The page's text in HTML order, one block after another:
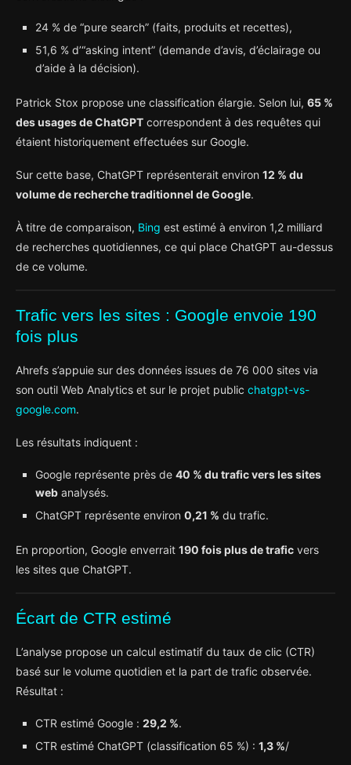
24 % de “pure search” (faits, produits et recettes),
51,6 % d’“asking intent” (demande d’avis, d’éclairage ou
d’aide à la décision).
Patrick Stox propose une classification élargie. Selon lui, 65 %
des usages de ChatGPT correspondent à des requêtes qui
étaient historiquement effectuées sur Google.
Sur cette base, ChatGPT représenterait environ 12 % du
volume de recherche traditionnel de Google.
À titre de comparaison, Bing est estimé à environ 1,2 milliard
de recherches quotidiennes, ce qui place ChatGPT au-dessus
de ce volume.
Trafic vers les sites : Google envoie 190
fois plus
Ahrefs s’appuie sur des données issues de 76 000 sites via
son outil Web Analytics et sur le projet public chatgpt-vs-
google.com.
Les résultats indiquent :
Google représente près de 40 % du trafic vers les sites
web analysés.
ChatGPT représente environ 0,21 % du trafic.
En proportion, Google enverrait 190 fois plus de trafic vers
les sites que ChatGPT.
Écart de CTR estimé
L’analyse propose un calcul estimatif du taux de clic (CTR)
basé sur le volume quotidien et la part de trafic observée.
Résultat :
CTR estimé Google : 29,2 %.
CTR estimé ChatGPT (classification 65 %) : 1,3 %/